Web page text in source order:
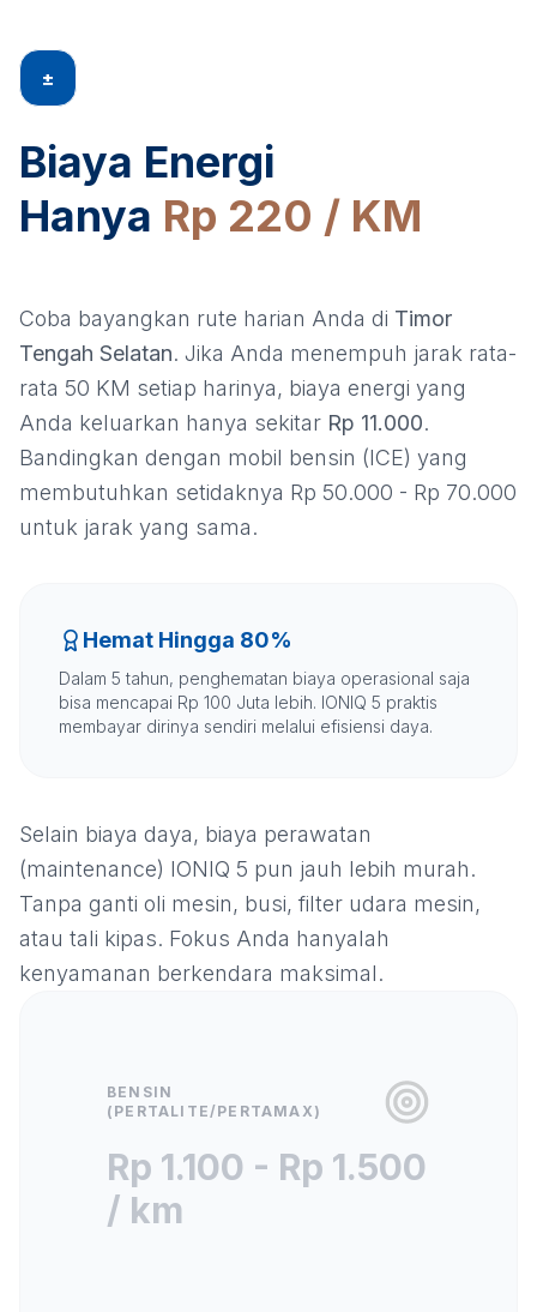
±
Biaya Energi
Hanya Rp 220 / KM
Coba bayangkan rute harian Anda di Timor
Tengah Selatan. Jika Anda menempuh jarak rata-
rata 50 KM setiap harinya, biaya energi yang
Anda keluarkan hanya sekitar Rp 11.000.
Bandingkan dengan mobil bensin (ICE) yang
membutuhkan setidaknya Rp 50.000 - Rp 70.000
untuk jarak yang sama.
Hemat Hingga 80%
Dalam 5 tahun, penghematan biaya operasional saja
bisa mencapai Rp 100 Juta lebih. IONIQ 5 praktis
membayar dirinya sendiri melalui efisiensi daya.
Selain biaya daya, biaya perawatan
(maintenance) IONIQ 5 pun jauh lebih murah.
Tanpa ganti oli mesin, busi, filter udara mesin,
atau tali kipas. Fokus Anda hanyalah
kenyamanan berkendara maksimal.
BENSIN
(PERTALITE/PERTAMAX)
Rp 1.100 - Rp 1.500
/ km